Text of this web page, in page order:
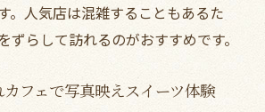
。人気店は混雑することもあるた
ずらして訪れるのがおすすめです。
フェで写真映えスイーツ体験